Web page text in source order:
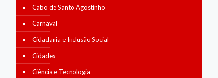
Cabo de Santo Agostinho
Carnaval
Cidadania e Inclusão Social
Cidades
Ciência e Tecnologia